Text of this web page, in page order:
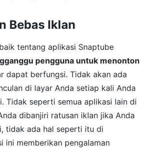
Bebas Iklan
tentang aplikasi Snaptube
pengguna untuk menonton
dapat berfungsi. Tidak akan ada
di layar Anda setiap kali Anda
Tidak seperti semua aplikasi lain di
dibanjiri ratusan iklan jika Anda
tidak ada hal seperti itu di
ini memberikan pengalaman